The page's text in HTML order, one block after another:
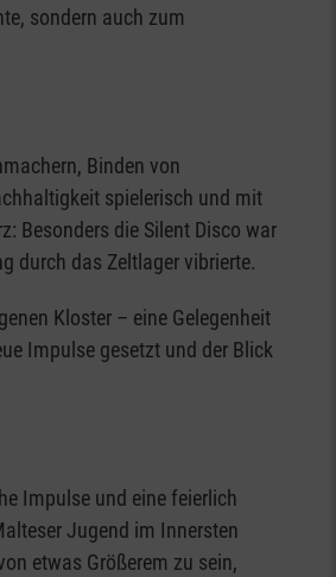
sondern auch zum
Binden von
spielerisch und mit
Besonders die Silent Disco war
durch das Zeltlager vibrierte.
Kloster – eine Gelegenheit
Impulse gesetzt und der Blick
Impulse und eine feierlich
Jugend im Innersten
etwas Größerem zu sein,